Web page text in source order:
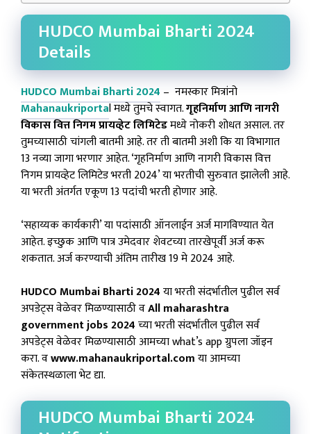
HUDCO Mumbai Bharti 2024
Details
HUDCO Mumbai Bharti 2024 – नमस्कार मित्रांनो
Mahanaukriportal मध्ये तुमचे स्वागत.गृहनिर्माण आणि नागरी
विकास वित्त निगम प्रायव्हेट लिमिटेडमध्ये नोकरी शोधत असाल. तर
तुमच्यासाठी चांगली बातमी आहे. तर ती बातमी अशी कि या विभागात
13 नव्या जागा भरणार आहेत. ‘गृहनिर्माण आणि नागरी विकास वित्त
निगम प्रायव्हेट लिमिटेड भरती 2024’ या भरतीची सुरुवात झालेली आहे.
या भरती अंतर्गत एकूण 13 पदांची भरती होणार आहे.
‘सहाय्यक कार्यकारी’ या पदांसाठी ऑनलाईन अर्ज मागविण्यात येत
आहेत. इच्छुक आणि पात्र उमेदवार शेवटच्या तारखेपूर्वी अर्ज करू
शकतात. अर्ज करण्याची अंतिम तारीख 19 मे 2024 आहे.
HUDCO Mumbai Bharti 2024या भरती संदर्भातील पुढील सर्व
अपडेट्स वेळेवर मिळण्यासाठी वAll maharashtra
government jobs 2024च्या भरती संदर्भातील पुढील सर्व
अपडेट्स वेळेवर मिळण्यासाठी आमच्या what’s app ग्रुपला जॉइन
करा. वwww.mahanaukriportal.comया आमच्या
संकेतस्थळाला भेट द्या.
HUDCO Mumbai Bharti 2024